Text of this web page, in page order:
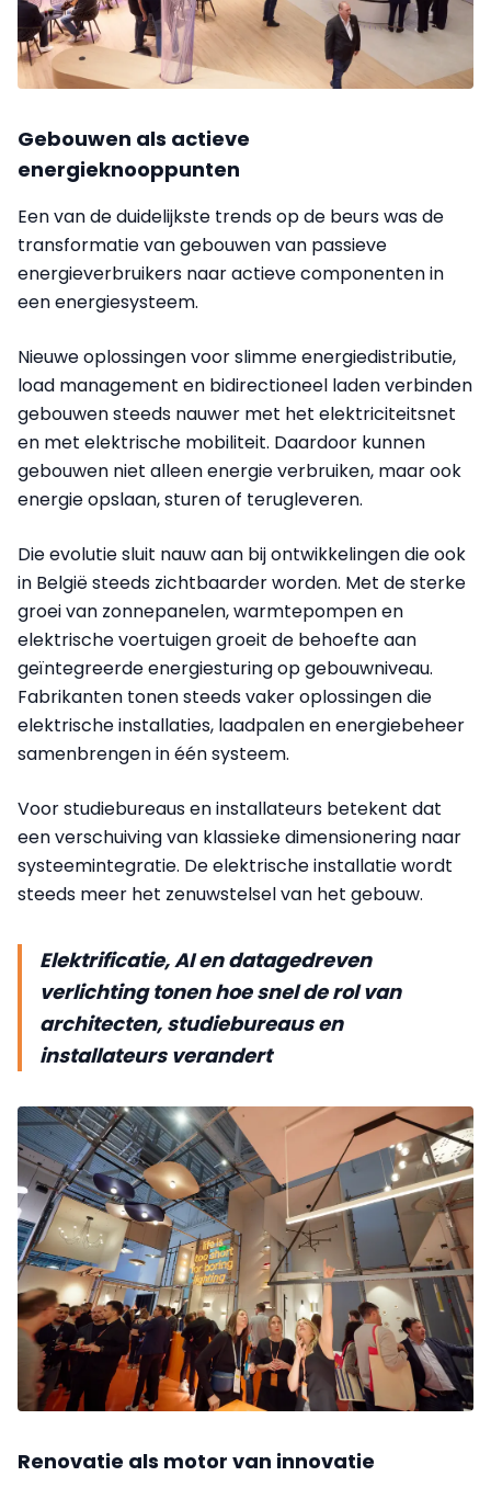
Gebouwen als actieve
energieknooppunten
Een van de duidelijkste trends op de beurs was de
transformatie van gebouwen van passieve
energieverbruikers naar actieve componenten in
een energiesysteem.
Nieuwe oplossingen voor slimme energiedistributie,
load management en bidirectioneel laden verbinden
gebouwen steeds nauwer met het elektriciteitsnet
en met elektrische mobiliteit. Daardoor kunnen
gebouwen niet alleen energie verbruiken, maar ook
energie opslaan, sturen of terugleveren.
Die evolutie sluit nauw aan bij ontwikkelingen die ook
in België steeds zichtbaarder worden. Met de sterke
groei van zonnepanelen, warmtepompen en
elektrische voertuigen groeit de behoefte aan
geïntegreerde energiesturing op gebouwniveau.
Fabrikanten tonen steeds vaker oplossingen die
elektrische installaties, laadpalen en energiebeheer
samenbrengen in één systeem.
Voor studiebureaus en installateurs betekent dat
een verschuiving van klassieke dimensionering naar
systeemintegratie. De elektrische installatie wordt
steeds meer het zenuwstelsel van het gebouw.
Elektrificatie, AI en datagedreven
verlichting tonen hoe snel de rol van
architecten, studiebureaus en
installateurs verandert
Renovatie als motor van innovatie